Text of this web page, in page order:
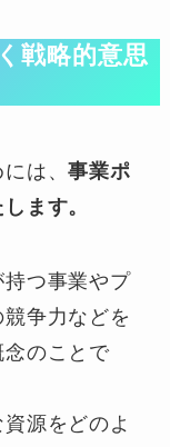
戦略的意思
には、事業ポ
ます。
つ事業やプ
争力などを
のことで
源をどのよ